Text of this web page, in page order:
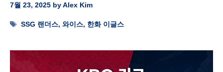
7월 23, 2025 byAlex Kim
Tags
SSG 랜더스,와이스, 한화 이글스